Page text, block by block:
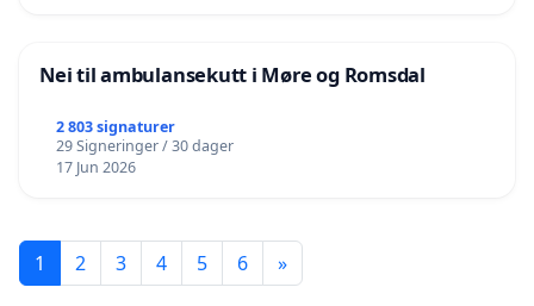
Nei til ambulansekutt i Møre og Romsdal
2 803 signaturer
29 Signeringer / 30 dager
17 Jun 2026
1 2 3 4 5 6 »